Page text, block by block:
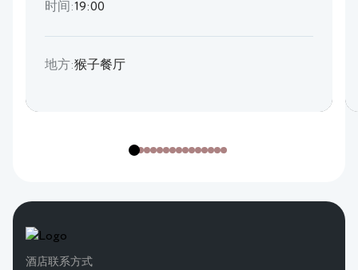
时间:19:00
地方:猴子餐厅
酒店联系方式